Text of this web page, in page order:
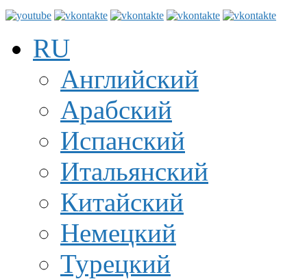
RU
Английский
Арабский
Испанский
Итальянский
Китайский
Немецкий
Турецкий